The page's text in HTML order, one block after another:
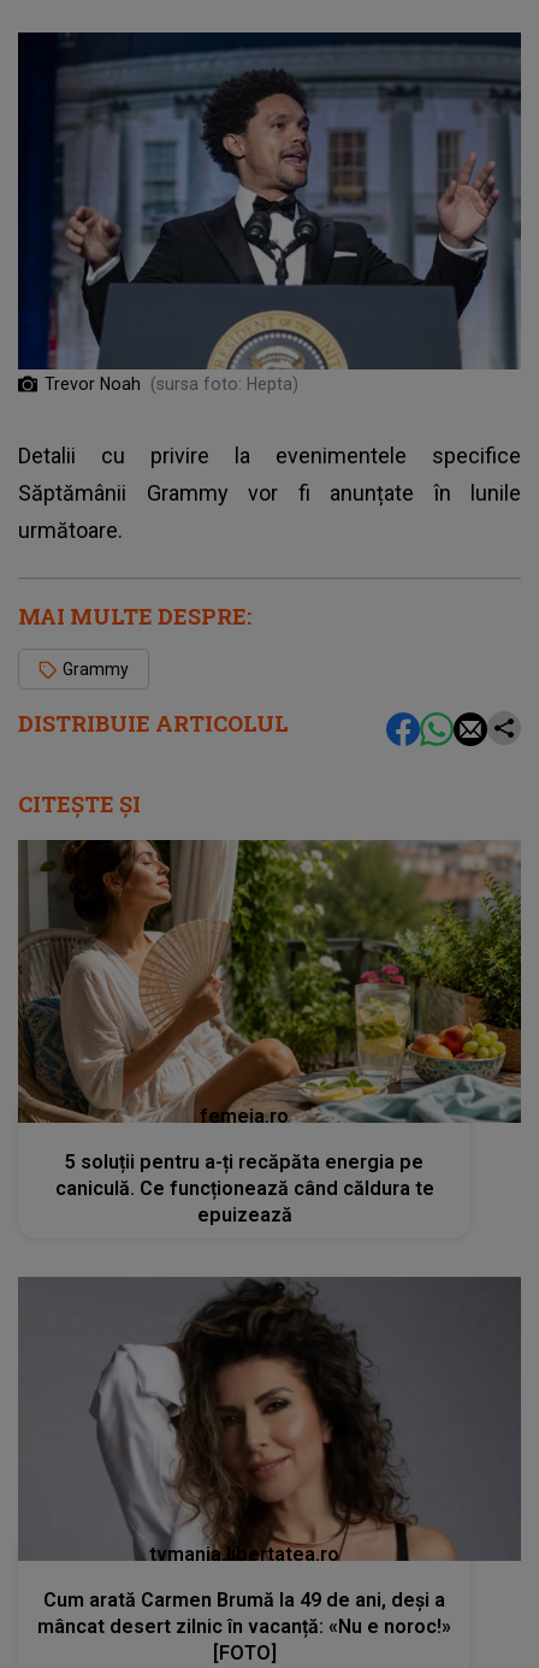
DISTRIBUIE ARTICOLUL
Trevor Noah (sursa foto: Hepta)
Detalii cu privire la evenimentele specifice
Săptămânii Grammy vor fi anunțate în lunile
următoare.
MAI MULTE DESPRE:
Grammy
CITEȘTE ȘI
femeia.ro
5 soluții pentru a-ți recăpăta energia pe
caniculă. Ce funcționează când căldura te
epuizează
tvmania.libertatea.ro
Cum arată Carmen Brumă la 49 de ani, deși a
mâncat desert zilnic în vacanță: «Nu e noroc!»
[FOTO]